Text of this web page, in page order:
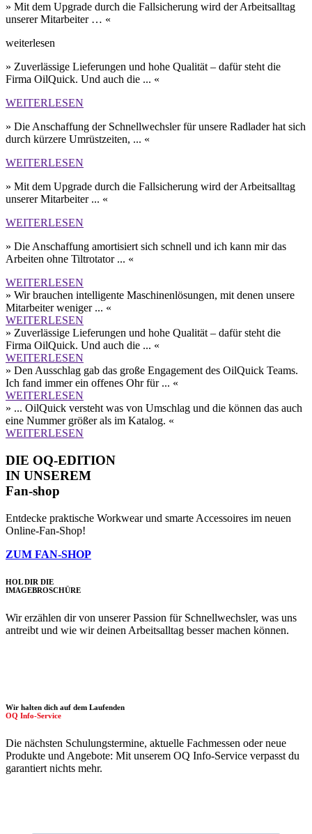
» Mit dem Upgrade durch die Fall­sicherung wird der Arbeits­alltag
unserer Mit­arbeiter … «
weiterlesen
» Zuverlässige Lieferungen und hohe Qualität – dafür steht die
Firma OilQuick. Und auch die ... «
WEITERLESEN
» Die Anschaffung der Schnell­wechsler für unsere Rad­lader hat sich
durch kürzere Umrüst­zeiten, ... «
WEITERLESEN
» Mit dem Upgrade durch die Fall­sicherung wird der Arbeits­alltag
unserer Mit­arbeiter ... «
WEITERLESEN
» Die Anschaffung amortisiert sich schnell und ich kann mir das
Arbeiten ohne Tilt­rotator ... «
WEITERLESEN
» Wir brauchen intelligente Maschinen­lösungen, mit denen unsere
Mitarbeiter weniger ... «
WEITERLESEN
» Zuverlässige Lieferungen und hohe Qualität – dafür steht die
Firma OilQuick. Und auch die ... «
WEITERLESEN
» Den Aus­schlag gab das große Engagement des OilQuick Teams.
Ich fand immer ein offenes Ohr für ... «
WEITERLESEN
» ... OilQuick versteht was von Umschlag und die können das auch
eine Nummer größer als im Katalog. «
WEITERLESEN
DIE OQ-EDITION
IN UNSEREM
Fan-shop
Entdecke praktische Workwear und smarte Accessoires im neuen
Online-Fan-Shop!
ZUM FAN-SHOP
HOL DIR DIE
IMAGE­BROSCHÜRE
Wir erzählen dir von unserer Passion für Schnellwechsler, was uns
antreibt und wie wir deinen Arbeitsalltag besser machen können.
Wir halten dich auf dem Laufenden
OQ Info-Service
Die nächsten Schulungstermine, aktuelle Fachmessen oder neue
Produkte und Angebote: Mit unserem OQ Info-Service verpasst du
garantiert nichts mehr.